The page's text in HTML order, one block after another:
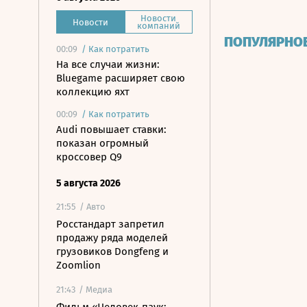
Новости Новости
компаний
00:09 / Как потратить
На все случаи жизни:
Bluegame расширяет свою
коллекцию яхт
00:09 / Как потратить
Audi повышает ставки:
показан огромный
кроссовер Q9
5 августа 2026
21:55 / Авто
Росстандарт запретил
продажу ряда моделей
грузовиков Dongfeng и
Zoomlion
21:43 / Медиа